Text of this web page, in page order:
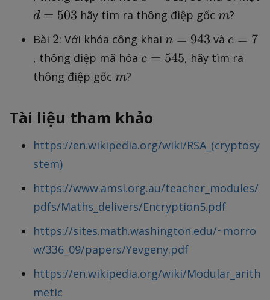
ti
1
=
3
2
hi
(
n
)
}
4
3
7
=
4
5
d
5
0
3
d = 503 hãy tìm ra thông điệp gốcm
m?
Bài 2
2: Với khóa công khai n
=
n = 943 và e
=
e = 7
, thông điệp mã hóa c
5
c = 545, hãy tìm ra
thông điệp gốc m
m?
Tài liệu tham khảo
https://en.wikipedia.org/wiki/RSA_(cryptosy
stem)
https://www.amsi.org.au/teacher_modules/
pdfs/Maths_delivers/Encryption5.pdf
https://sites.math.washington.edu/~morro
w/336_09/papers/Yevgeny.pdf
https://en.wikipedia.org/wiki/Modular_arith
metic